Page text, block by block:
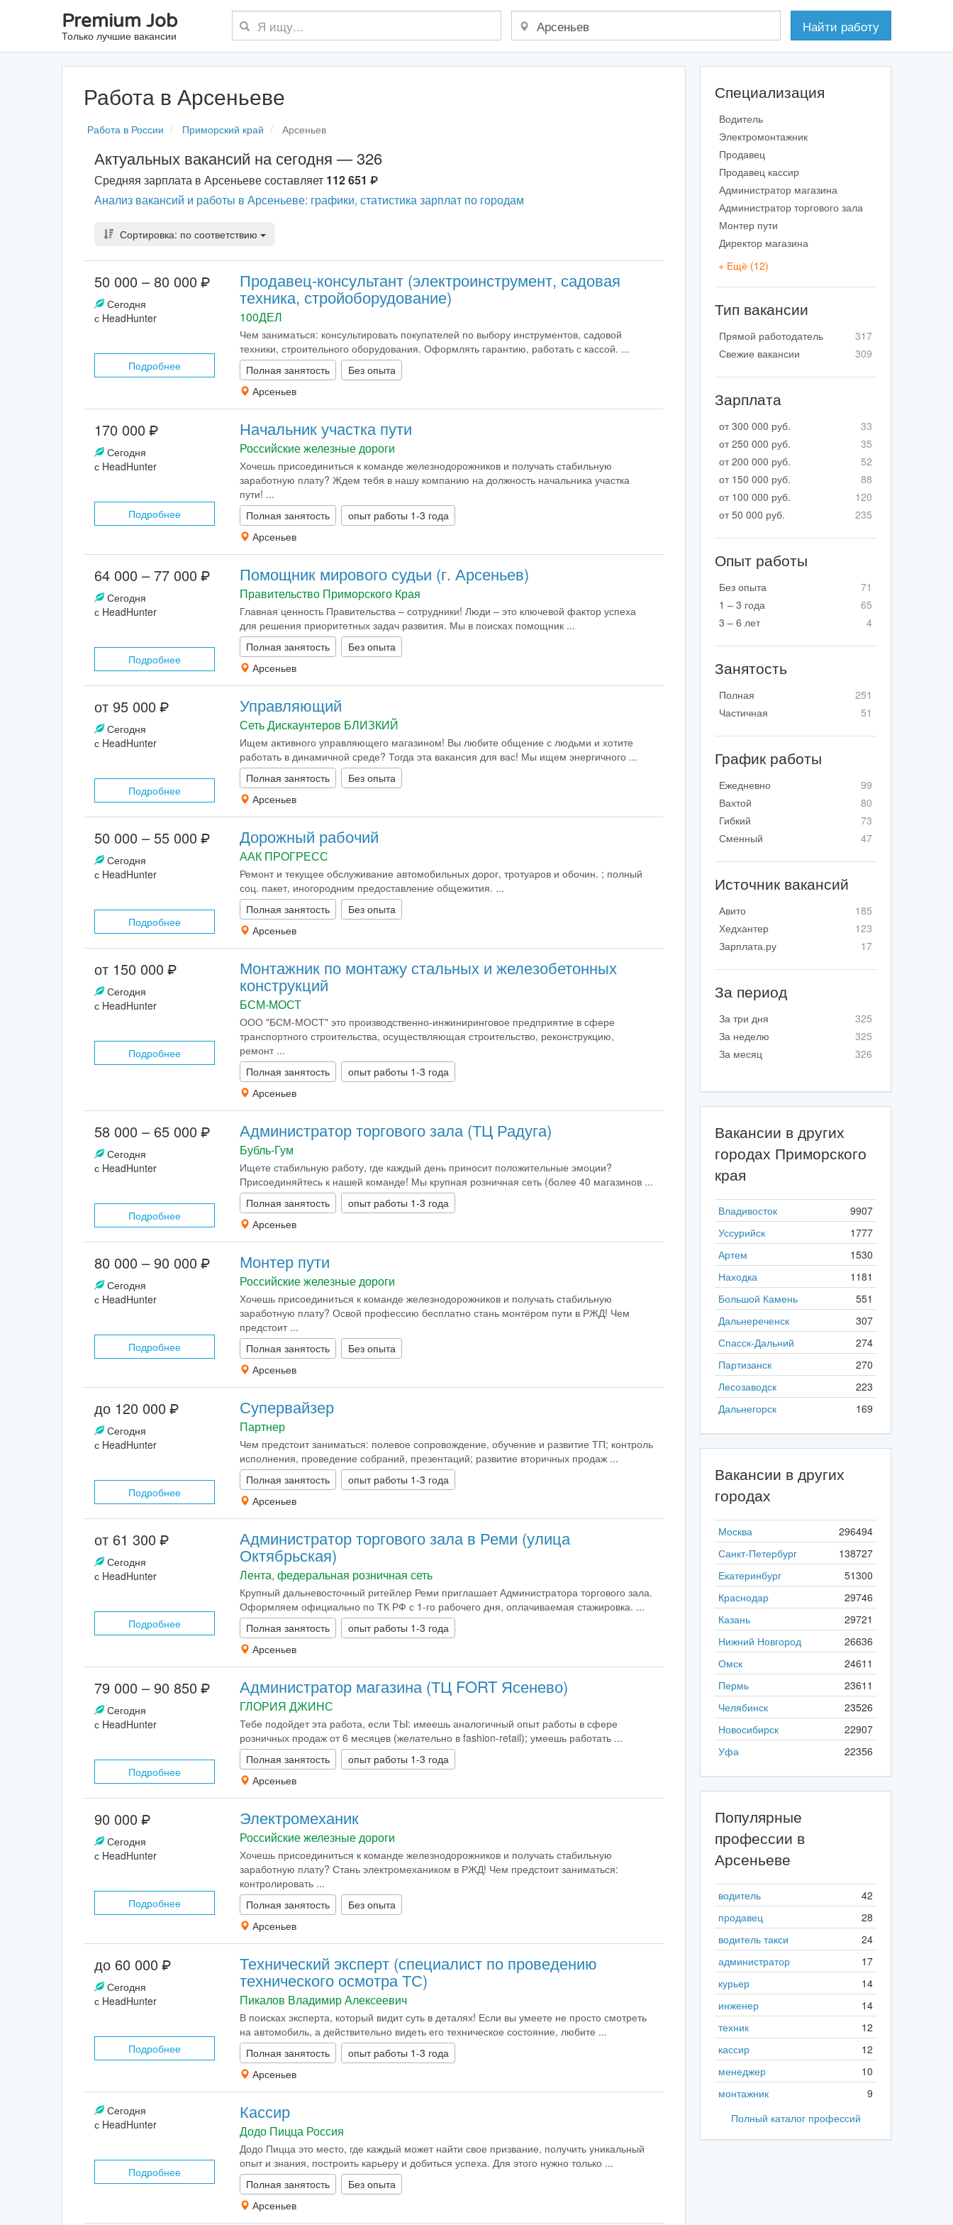
Premium Job
Только лучшие вакансии
Найти работу
Работа в Арсеньеве
Работа в России Приморский край Арсеньев
Актуальных вакансий на сегодня — 326
Средняя зарплата в Арсеньеве составляет 112 651
Анализ вакансий и работы в Арсеньеве: графики, статистика зарплат по городам
Сортировка: по соответствию
50 000 – 80 000
Сегодня
с HeadHunter
Подробнее
Продавец-консультант (электроинструмент, садовая
техника, стройоборудование)
100ДЕЛ
Чем заниматься: консультировать покупателей по выбору инструментов, садовой
техники, строительного оборудования. Оформлять гарантию, работать с кассой. ...
Полная занятость
Без опыта
Арсеньев
170 000
Сегодня
с HeadHunter
Подробнее
Начальник участка пути
Российские железные дороги
Хочешь присоединиться к команде железнодорожников и получать стабильную
заработную плату? Ждем тебя в нашу компанию на должность начальника участка
пути! ...
Полная занятость
опыт работы 1-3 года
Арсеньев
64 000 – 77 000
Сегодня
с HeadHunter
Подробнее
Помощник мирового судьи (г. Арсеньев)
Правительство Приморского Края
Главная ценность Правительства – сотрудники! Люди – это ключевой фактор успеха
для решения приоритетных задач развития. Мы в поисках помощник ...
Полная занятость
Без опыта
Арсеньев
от 95 000
Сегодня
с HeadHunter
Подробнее
Управляющий
Сеть Дискаунтеров БЛИЗКИЙ
Ищем активного управляющего магазином! Вы любите общение с людьми и хотите
работать в динамичной среде? Тогда эта вакансия для вас! Мы ищем энергичного ...
Полная занятость
Без опыта
Арсеньев
50 000 – 55 000
Сегодня
с HeadHunter
Подробнее
Дорожный рабочий
ААК ПРОГРЕСС
Ремонт и текущее обслуживание автомобильных дорог, тротуаров и обочин. ; полный
соц. пакет, иногородним предоставление общежития. ...
Полная занятость
Без опыта
Арсеньев
от 150 000
Сегодня
с HeadHunter
Подробнее
Монтажник по монтажу стальных и железобетонных
конструкций
БСМ-МОСТ
ООО "БСМ-МОСТ" это производственно-инжиниринговое предприятие в сфере
транспортного строительства, осуществляющая строительство, реконструкцию,
ремонт ...
Полная занятость
опыт работы 1-3 года
Арсеньев
58 000 – 65 000
Сегодня
с HeadHunter
Подробнее
Администратор торгового зала (ТЦ Радуга)
Бубль-Гум
Ищете стабильную работу, где каждый день приносит положительные эмоции?
Присоединяйтесь к нашей команде! Мы крупная розничная сеть (более 40 магазинов ...
Полная занятость
опыт работы 1-3 года
Арсеньев
80 000 – 90 000
Сегодня
с HeadHunter
Подробнее
Монтер пути
Российские железные дороги
Хочешь присоединиться к команде железнодорожников и получать стабильную
заработную плату? Освой профессию бесплатно стань монтёром пути в РЖД! Чем
предстоит ...
Полная занятость
Без опыта
Арсеньев
до 120 000
Сегодня
с HeadHunter
Подробнее
Супервайзер
Партнер
Чем предстоит заниматься: полевое сопровождение, обучение и развитие ТП; контроль
исполнения, проведение собраний, презентаций; развитие вторичных продаж ...
Полная занятость
опыт работы 1-3 года
Арсеньев
от 61 300
Сегодня
с HeadHunter
Подробнее
Администратор торгового зала в Реми (улица
Октябрьская)
Лента, федеральная розничная сеть
Крупный дальневосточный ритейлер Реми приглашает Администратора торгового зала.
Оформляем официально по ТК РФ с 1-го рабочего дня, оплачиваемая стажировка. ...
Полная занятость
опыт работы 1-3 года
Арсеньев
79 000 – 90 850
Сегодня
с HeadHunter
Подробнее
Администратор магазина (ТЦ FORT Ясенево)
ГЛОРИЯ ДЖИНС
Тебе подойдет эта работа, если ТЫ: имеешь аналогичный опыт работы в сфере
розничных продаж от 6 месяцев (желательно в fashion-retail); умеешь работать ...
Полная занятость
опыт работы 1-3 года
Арсеньев
90 000
Сегодня
с HeadHunter
Подробнее
Электромеханик
Российские железные дороги
Хочешь присоединиться к команде железнодорожников и получать стабильную
заработную плату? Стань электромехаником в РЖД! Чем предстоит заниматься:
контролировать ...
Полная занятость
Без опыта
Арсеньев
до 60 000
Сегодня
с HeadHunter
Подробнее
Технический эксперт (специалист по проведению
технического осмотра ТС)
Пикалов Владимир Алексеевич
В поисках эксперта, который видит суть в деталях! Если вы умеете не просто смотреть
на автомобиль, а действительно видеть его техническое состояние, любите ...
Полная занятость
опыт работы 1-3 года
Арсеньев
Сегодня
с HeadHunter
Подробнее
Кассир
Додо Пицца Россия
Додо Пицца это место, где каждый может найти свое призвание, получить уникальный
опыт и знания, построить карьеру и добиться успеха. Для этого нужно только ...
Полная занятость
Без опыта
Арсеньев
Специализация
Водитель
Электромонтажник
Продавец
Продавец кассир
Администратор магазина
Администратор торгового зала
Монтер пути
Директор магазина
+ Ещё (12)
Тип вакансии
Прямой работодатель
317
Свежие вакансии
309
Зарплата
от 300 000 руб.
33
от 250 000 руб.
35
от 200 000 руб.
52
от 150 000 руб.
88
от 100 000 руб.
120
от 50 000 руб.
235
Опыт работы
Без опыта
71
1 – 3 года
65
3 – 6 лет
4
Занятость
Полная
251
Частичная
51
График работы
Ежедневно
99
Вахтой
80
Гибкий
73
Сменный
47
Источник вакансий
Авито
185
Хедхантер
123
Зарплата.ру
17
За период
За три дня
325
За неделю
325
За месяц
326
Вакансии в других
городах Приморского
края
Владивосток
9907
Уссурийск
1777
Артем
1530
Находка
1181
Большой Камень
551
Дальнереченск
307
Спасск-Дальний
274
Партизанск
270
Лесозаводск
223
Дальнегорск
169
Вакансии в других
городах
Москва
296494
Санкт-Петербург
138727
Екатеринбург
51300
Краснодар
29746
Казань
29721
Нижний Новгород
26636
Омск
24611
Пермь
23611
Челябинск
23526
Новосибирск
22907
Уфа
22356
Популярные
профессии в
Арсеньеве
водитель
42
продавец
28
водитель такси
24
администратор
17
курьер
14
инженер
14
техник
12
кассир
12
менеджер
10
монтажник
9
Полный каталог профессий